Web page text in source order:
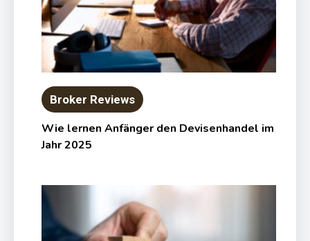
Broker Reviews
Wie lernen Anfänger den Devisenhandel im
Jahr 2025